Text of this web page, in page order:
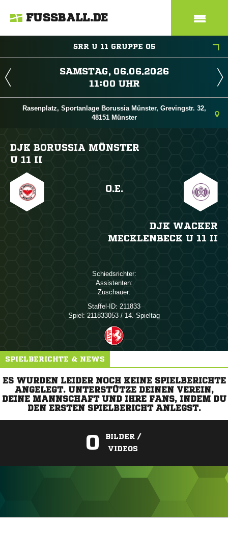
FUSSBALL.DE
5RR U 11 GRUPPE 05
 
 
Rasenplatz, Sportanlage Borussia Münster, Grevingstr. 32,
48151 Münster
DJK BORUSSIA MÜNSTER
U 11 II
O.E.
DJK WACKER
MECKLENBECK U 11 II
Schiedsrichter:
Assistenten:
Zuschauer:
Staffel-ID: 211833
Spiel: 211833053 / 14. Spieltag
SPIELBERICHTE & NEWS
ES WURDEN LEIDER NOCH KEINE SPIELBERICHTE
ANGELEGT. UNTERSTÜTZE DEINEN VEREIN,
DEINE MANNSCHAFT UND IHRE FANS, INDEM DU
DEN ERSTEN SPIELBERICHT ANLEGST.
0
BILDER /
VIDEOS